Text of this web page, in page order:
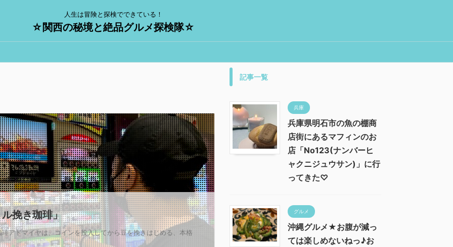
人生は冒険と探検でできている！
☆関西の秘境と絶品グルメ探検隊☆
挽き珈琲」
アドマイヤは、コインを投入してから豆を挽きはじめる、本格
記事一覧
兵庫
兵庫県明石市の魚の棚商
店街にあるマフィンのお
店「No123(ナンバーヒ
ャクニジュウサン)」に行
ってきた♡
グルメ
沖縄グルメ★お腹が減っ
ては楽しめないねっ♪お